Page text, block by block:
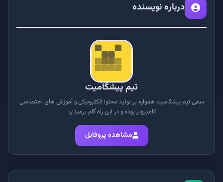
درباره نویسنده
تیم پیشگامیت
سعی تیم پیشگامیت همواره بر تولید محتوا الکترونیکی و آموزش های اختصاصی
کامپیوتر بوده و در این راه گام برمیدارد
مشاهده پروفایل